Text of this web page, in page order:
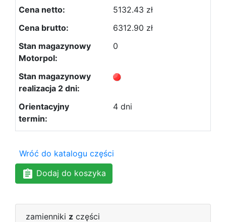
5132.43 zł
6312.90 zł
0
4 dni
Wróć do katalogu części
Dodaj do koszyka
zamienniki z części